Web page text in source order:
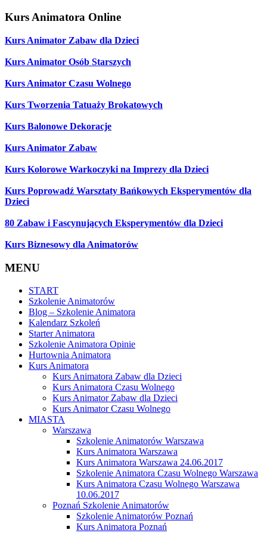
Kurs Animatora Online
Kurs Animator Zabaw dla Dzieci
Kurs Animator Osób Starszych
Kurs Animator Czasu Wolnego
Kurs Tworzenia Tatuaży Brokatowych
Kurs Balonowe Dekoracje
Kurs Animator Zabaw
Kurs Kolorowe Warkoczyki na Imprezy dla Dzieci
Kurs Poprowadź Warsztaty Bańkowych Eksperymentów dla
Dzieci
80 Zabaw i Fascynujących Eksperymentów dla Dzieci
Kurs Biznesowy dla Animatorów
MENU
START
Szkolenie Animatorów
Blog – Szkolenie Animatora
Kalendarz Szkoleń
Starter Animatora
Szkolenie Animatora Opinie
Hurtownia Animatora
Kurs Animatora
Kurs Animatora Zabaw dla Dzieci
Kurs Animatora Czasu Wolnego
Kurs Animator Zabaw dla Dzieci
Kurs Animator Czasu Wolnego
MIASTA
Warszawa
Szkolenie Animatorów Warszawa
Kurs Animatora Warszawa
Kurs Animatora Warszawa 24.06.2017
Szkolenie Animatora Czasu Wolnego Warszawa
Kurs Animatora Czasu Wolnego Warszawa
10.06.2017
Poznań Szkolenie Animatorów
Szkolenie Animatorów Poznań
Kurs Animatora Poznań